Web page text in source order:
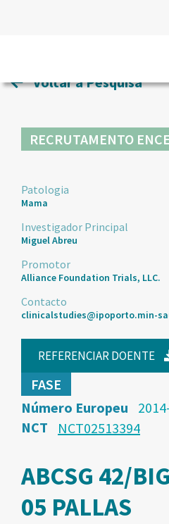
Voltar à Pesquisa
RECRUTAMENTO
Patologia
Mama
Investigador Principal
Miguel Abreu
Promotor
Alliance Foundation Trials, LLC.
Contacto
clinicalstudies@ipoporto.min-
REFERENCIAR DOENTE
FASE
Número Europeu
NCT
NCT02513394
ABCSG 42/
05 PALLAS